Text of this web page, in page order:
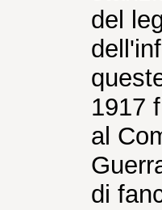
del
1917
al
di